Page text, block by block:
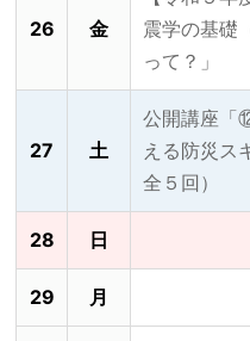
26 金
震学の基礎
って？」
27 土
公開講座「
える防災ス
全５回）
28 日
29 月